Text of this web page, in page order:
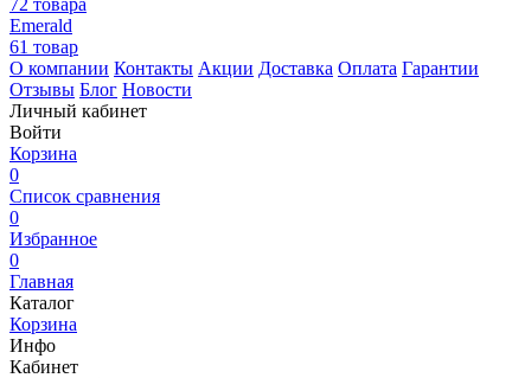
72 товара
Emerald
61 товар
О компании Контакты Акции Доставка Оплата Гарантии
Отзывы Блог Новости
Личный кабинет
Войти
Корзина
0
Список сравнения
0
Избранное
0
Главная
Каталог
Корзина
Инфо
Кабинет